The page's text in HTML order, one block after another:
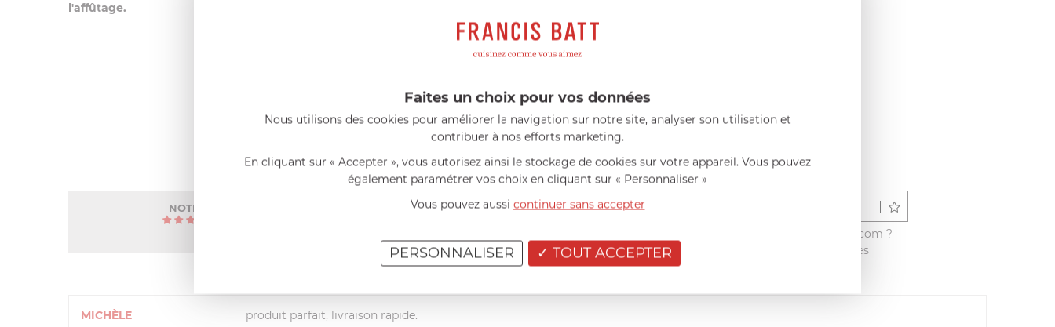
l'affûtage.
AVIS CLIENT
NOTE MOYENNE
RÉSUMÉ
(1)
(0)
(0)
(0)
Vous avez acheté ce produit sur francisbatt.com ?
Partagez votre avis avec les autres clients dès
maintenant !
MICHÈLE produit parfait, livraison rapide.
Faites un choix pour vos données
Nous utilisons des cookies pour améliorer la navigation sur notre site, analyser son utilisation et
contribuer à nos efforts marketing.
En cliquant sur « Accepter », vous autorisez ainsi le stockage de cookies sur votre appareil. Vous pouvez
également paramétrer vos choix en cliquant sur « Personnaliser »
Vous pouvez aussi continuer sans accepter
TOUT ACCEPTER
PERSONNALISER